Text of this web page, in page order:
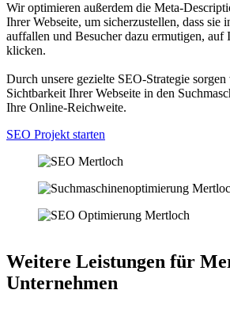
Wir optimieren außerdem die Meta-
Ihrer Webseite, um sicherzustellen, dass sie
auffallen und Besucher dazu ermutigen, auf
klicken.
Durch unsere gezielte SEO-Strategie
Sichtbarkeit Ihrer Webseite in den
Ihre Online-Reichweite.
SEO Projekt starten
Weitere Leistungen für
Unternehmen